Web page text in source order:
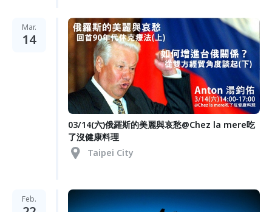
Mar.
14
03/14(六)俄羅斯的美麗與哀愁@Chez la mere吃
了沒健康料理
Taipei City
Feb.